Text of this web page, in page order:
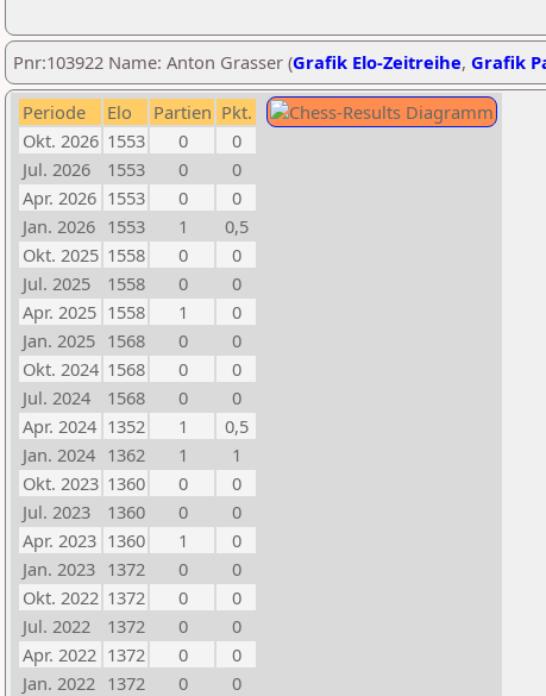
Pnr:103922 Name: Anton Grasser (Grafik Elo-Zeitreihe, Grafik
Periode Elo Partien Pkt.
Okt. 2026 1553 0
0
Jul. 2026
1553 0
0
Apr. 2026 1553 0
0
Jan. 2026 1553 1
0,5
Okt. 2025 1558 0
0
Jul. 2025
1558 0
0
Apr. 2025 1558 1
0
Jan. 2025 1568 0
0
Okt. 2024 1568 0
0
Jul. 2024
1568 0
0
Apr. 2024 1352 1
0,5
Jan. 2024 1362 1
1
Okt. 2023 1360 0
0
Jul. 2023
1360 0
0
Apr. 2023 1360 1
0
Jan. 2023 1372 0
0
Okt. 2022 1372 0
0
Jul. 2022
1372 0
0
Apr. 2022 1372 0
0
Jan. 2022 1372 0
0